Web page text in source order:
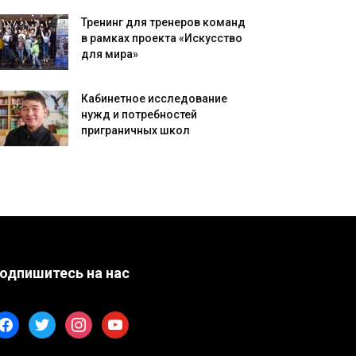
Тренинг для тренеров команд
в рамках проекта «Искусство
для мира»
Кабинетное исследование
нужд и потребностей
приграничных школ
на нас